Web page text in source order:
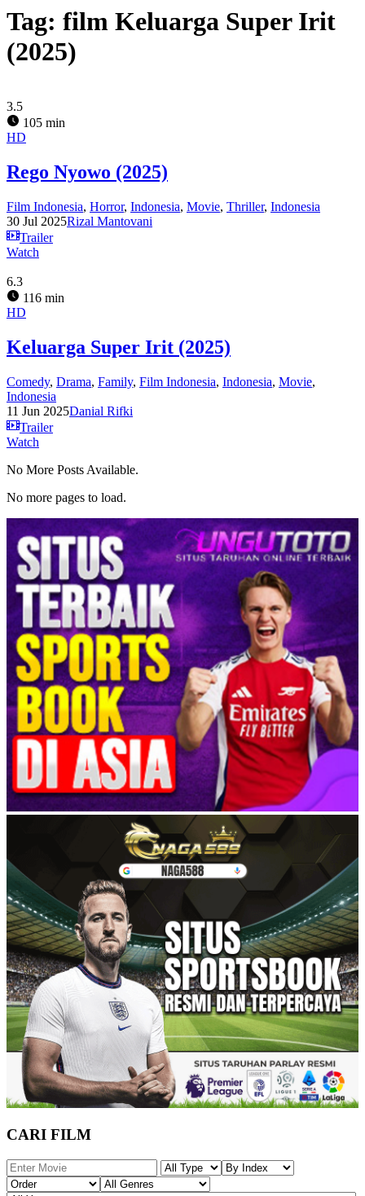
Tag: film Keluarga Super Irit
(2025)
3.5
105 min
HD
Rego Nyowo (2025)
Film Indonesia, Horror, Indonesia, Movie, Thriller, Indonesia
30 Jul 2025Rizal Mantovani
Trailer
Watch
6.3
116 min
HD
Keluarga Super Irit (2025)
Comedy, Drama, Family, Film Indonesia, Indonesia, Movie,
Indonesia
11 Jun 2025Danial Rifki
Trailer
Watch
No More Posts Available.
No more pages to load.
CARI FILM